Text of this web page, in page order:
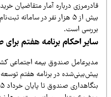
درباره آمار متقاضیان خرید
بیش از ۵ هزار نفر در سامانه
است.
احکام برنامه هفتم برای
صندوق بیمه اجتماعی
در برنامه هفتم توسعه